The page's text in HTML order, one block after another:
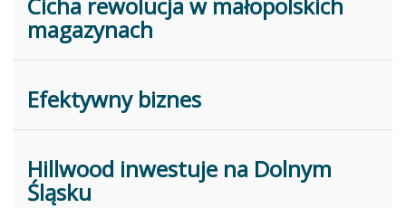
magazynach
Efektywny biznes
Hillwood inwestuje na Dolnym
Śląsku